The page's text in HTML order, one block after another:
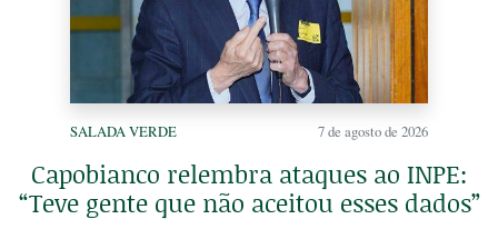
SALADA VERDE 7 de agosto de 2026
Capobianco relembra ataques ao INPE:
“Teve gente que não aceitou esses dados”